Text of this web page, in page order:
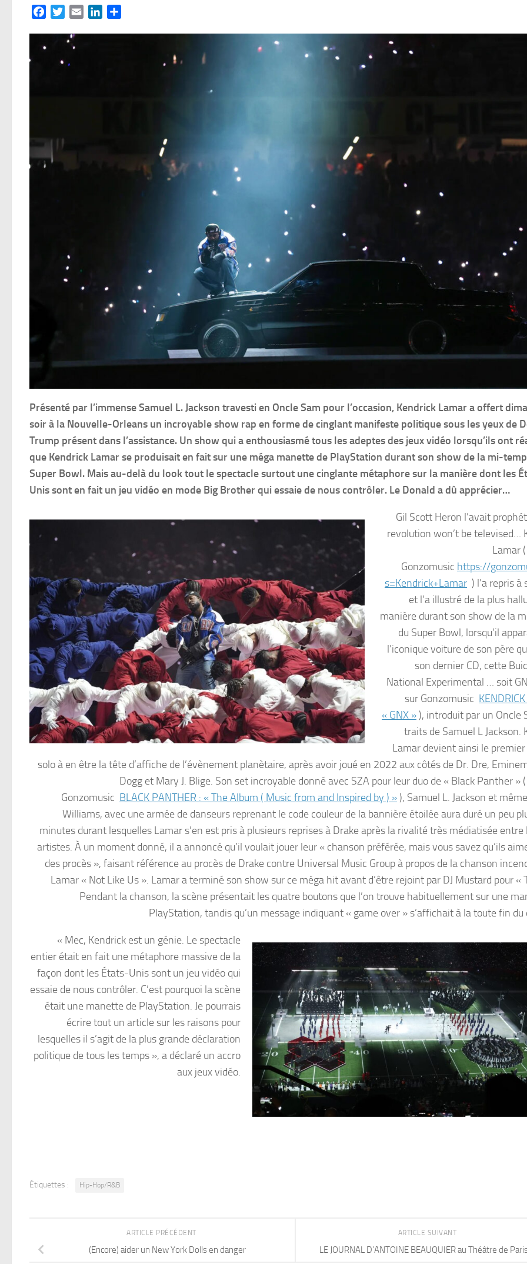
FacebookTwitterEmail LinkedIn
Présenté par l’immense Samuel L. Jackson travesti en Oncle Sam pour l’occasion, Kendrick Lamar a offert
soir à la Nouvelle-Orleans un incroyable show rap en forme de cinglant manifeste politique sous les yeux de
Trump présent dans l’assistance. Un show qui a enthousiasmé tous les adeptes des jeux vidéo lorsqu’ils ont
que Kendrick Lamar se produisait en fait sur une méga manette de PlayStation durant son show de la mi-
Super Bowl. Mais au-delà du look tout le spectacle surtout une cinglante métaphore sur la manière dont les
Unis sont en fait un jeu vidéo en mode Big Brother qui essaie de nous contrôler. Le Donald a dû apprécier…
Gil Scott Heron l’avait
revolution won’t be televised…
Lamar
Gonzomusic https://
s=Kendrick+Lamar ) l’a repris à
et l’a illustré de la plus
manière durant son show de la
du Super Bowl, lorsqu’il
l’iconique voiture de son père
son dernier CD, cette
National Experimental … soit
sur Gonzomusic
« GNX » ), introduit par un Oncle
traits de Samuel L Jackson.
Lamar devient ainsi le
solo à en être la tête d’affiche de l’évènement planètaire, après avoir joué en 2022 aux côtés de Dr. Dre,
Dogg et Mary J. Blige. Son set incroyable donné avec SZA pour leur duo de « Black Panther »
Gonzomusic BLACK PANTHER : « The Album ( Music from and Inspired by ) » ), Samuel L. Jackson et
Williams, avec une armée de danseurs reprenant le code couleur de la bannière étoilée aura duré un peu
minutes durant lesquelles Lamar s’en est pris à plusieurs reprises à Drake après la rivalité très médiatisée entre
artistes. À un moment donné, il a annoncé qu’il voulait jouer leur « chanson préférée, mais vous savez qu’ils
des procès », faisant référence au procès de Drake contre Universal Music Group à propos de la chanson
Lamar « Not Like Us ». Lamar a terminé son show sur ce méga hit avant d’être rejoint par DJ Mustard pour «
Pendant la chanson, la scène présentait les quatre boutons que l’on trouve habituellement sur une
PlayStation, tandis qu’un message indiquant « game over » s’affichait à la toute fin du
« Mec, Kendrick est un génie. Le spectacle
entier était en fait une métaphore massive de la
façon dont les États-Unis sont un jeu vidéo qui
essaie de nous contrôler. C’est pourquoi la scène
était une manette de PlayStation. Je pourrais
écrire tout un article sur les raisons pour
lesquelles il s’agit de la plus grande déclaration
politique de tous les temps », a déclaré un accro
aux jeux vidéo.
Étiquettes : Hip-Hop/R&B
ARTICLE SUIVANT
LE JOURNAL D’ANTOINE BEAUQUIER au Théâtre de
ARTICLE PRÉCÉDENT
(Encore) aider un New York Dolls en danger